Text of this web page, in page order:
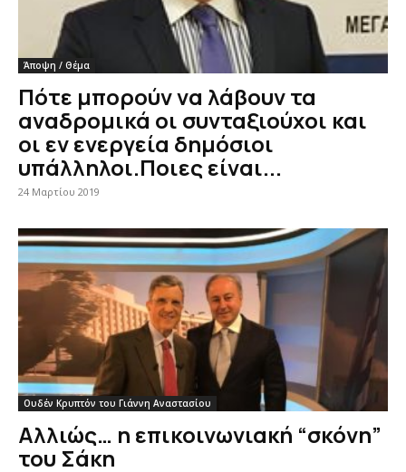
Άποψη / Θέμα
Πότε μπορούν να λάβουν τα
αναδρομικά οι συνταξιούχοι και
οι εν ενεργεία δημόσιοι
υπάλληλοι.Ποιες είναι...
24 Μαρτίου 2019
Ουδέν Κρυπτόν του Γιάννη Αναστασίου
Αλλιώς… η επικοινωνιακή “σκόνη”
του Σάκη